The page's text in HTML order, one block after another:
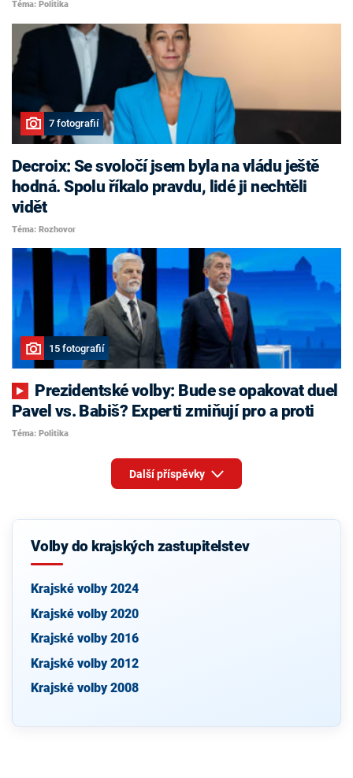
Téma: Politika
7 fotografií
Decroix: Se svoločí jsem byla na vládu ještě
hodná. Spolu říkalo pravdu, lidé ji nechtěli
vidět
Téma: Rozhovor
15 fotografií
Pavel vs. Babiš? Experti zmiňují pro a proti
Téma: Politika
Další příspěvky
Volby do krajských zastupitelstev
Krajské volby 2024
Krajské volby 2020
Krajské volby 2016
Krajské volby 2012
Krajské volby 2008